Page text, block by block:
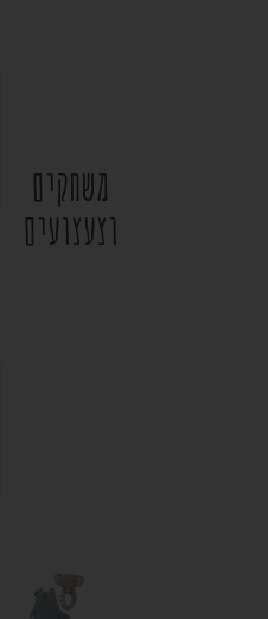
משחקים
וצעצועים